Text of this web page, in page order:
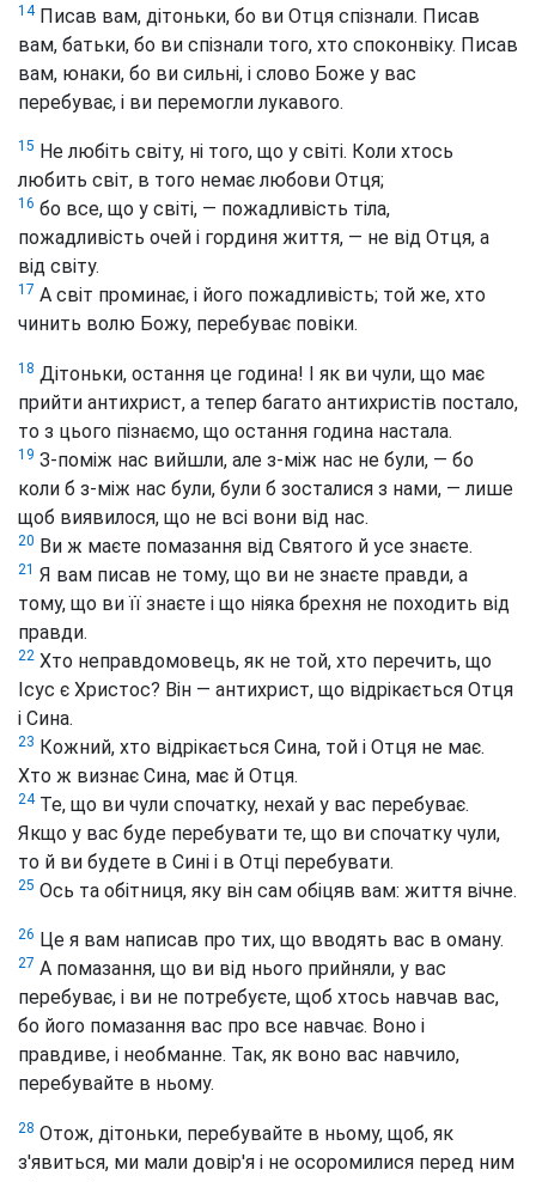
14Писав вам, дітоньки, бо ви Отця спізнали. Писав
вам, батьки, бо ви спізнали того, хто споконвіку. Писав
вам, юнаки, бо ви сильні, і слово Боже у вас
перебуває, і ви перемогли лукавого.
15 Не любіть світу, ні того, що у світі. Коли хтось
любить світ, в того немає любови Отця;
16 бо все, що у світі, — пожадливість тіла,
пожадливість очей і гординя життя, — не від Отця, а
від світу.
17 А світ проминає, і його пожадливість; той же, хто
чинить волю Божу, перебуває повіки.
18 Дітоньки, остання це година! І як ви чули, що має
прийти антихрист, а тепер багато антихристів постало,
то з цього пізнаємо, що остання година настала.
19 З-поміж нас вийшли, але з-між нас не були, — бо
коли б з-між нас були, були б зосталися з нами, — лише
щоб виявилося, що не всі вони від нас.
20 Ви ж маєте помазання від Святого й усе знаєте.
21 Я вам писав не тому, що ви не знаєте правди, а
тому, що ви її знаєте і що ніяка брехня не походить від
правди.
22 Хто неправдомовець, як не той, хто перечить, що
Ісус є Христос? Він — антихрист, що відрікається Отця
і Сина.
23 Кожний, хто відрікається Сина, той і Отця не має.
Хто ж визнає Сина, має й Отця.
24Те, що ви чули спочатку, нехай у вас перебуває.
Якщо у вас буде перебувати те, що ви спочатку чули,
то й ви будете в Сині і в Отці перебувати.
25 Ось та обітниця, яку він сам обіцяв вам: життя вічне.
26 Це я вам написав про тих, що вводять вас в оману.
27 А помазання, що ви від нього прийняли, у вас
перебуває, і ви не потребуєте, щоб хтось навчав вас,
бо його помазання вас про все навчає. Воно і
правдиве, і необманне. Так, як воно вас навчило,
перебувайте в ньому.
28 Отож, дітоньки, перебувайте в ньому, щоб, як
з'явиться, ми мали довір'я і не осоромилися перед ним